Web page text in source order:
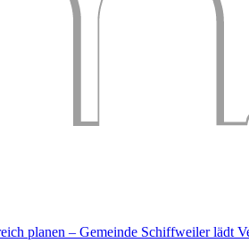
planen – Gemeinde Schiffweiler lädt